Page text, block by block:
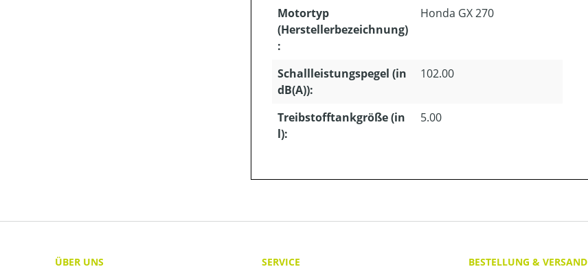
Motortyp
(Herstellerbezeichnung)
:
Honda GX 270
Schallleistungspegel (in
dB(A)):
102.00
Treibstofftankgröße (in
l):
5.00
ÜBER UNS
SERVICE
BESTELLUNG & VERSAND